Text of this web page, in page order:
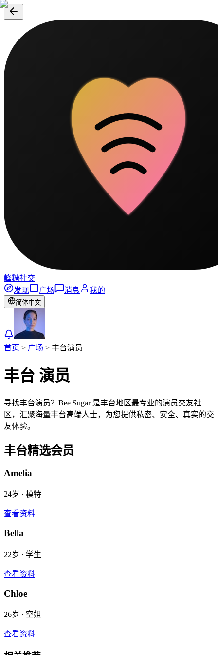
峰糖社交
发现
广场 消息 我的
简体中文
首页 > 广场 > 丰台演员
丰台 演员
寻找丰台演员？Bee Sugar 是丰台地区最专业的演员交友社
区，汇聚海量丰台高端人士，为您提供私密、安全、真实的交
友体验。
丰台精选会员
Amelia
24岁 · 模特
查看资料
Bella
22岁 · 学生
查看资料
Chloe
26岁 · 空姐
查看资料